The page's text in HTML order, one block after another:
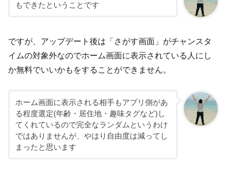
もできたということです
ですが、アップデート後は「さがす画面」がチャンスタ
イムの対象外なのでホーム画面に表示されている人にし
か無料でいいかもをすることができません。
ホーム画面に表示される相手もアプリ側があ
る程度選定(年齢・居住地・趣味タグなど)し
てくれているので完全なランダムというわけ
ではありませんが、やはり自由度は減ってし
まったと思います